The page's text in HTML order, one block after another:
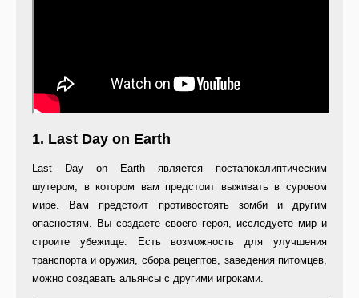
1. Last Day on Earth
Last Day on Earth является постапокалиптическим
шутером, в котором вам предстоит выживать в суровом
мире. Вам предстоит противостоять зомби и другим
опасностям. Вы создаете своего героя, исследуете мир и
строите убежище. Есть возможность для улучшения
транспорта и оружия, сбора рецептов, заведения питомцев,
можно создавать альянсы с другими игроками.